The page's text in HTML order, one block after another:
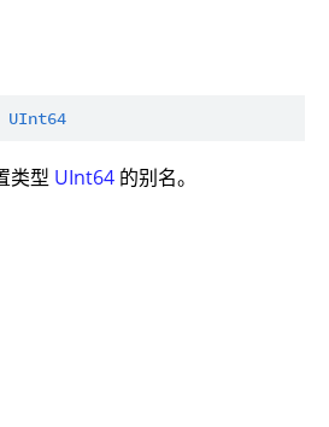
UInt64
类型 UInt64 的别名。